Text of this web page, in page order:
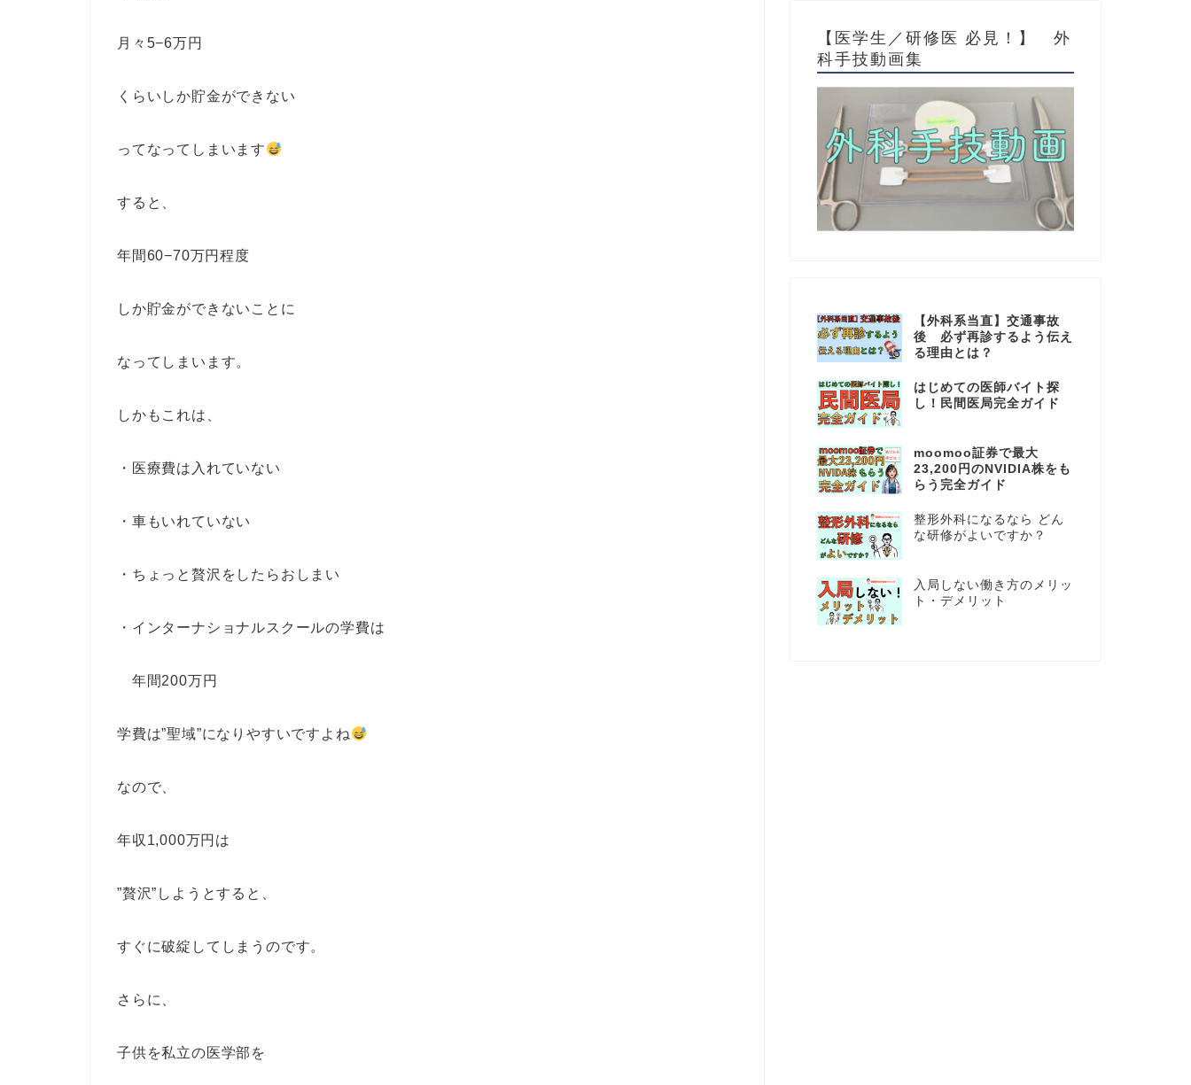
月々5−6万円
くらいしか貯金ができない
ってなってしまいます
すると、
年間60−70万円程度
しか貯金ができないことに
なってしまいます。
しかもこれは、
・医療費は入れていない
・車もいれていない
・ちょっと贅沢をしたらおしまい
・インターナショナルスクールの学費は
年間200万円
学費は”聖域”になりやすいですよね
なので、
年収1,000万円は
”贅沢”しようとすると、
すぐに破綻してしまうのです。
さらに、
子供を私立の医学部を
【医学生／研修医 必見！】 外
科手技動画集
【外科系当直】交通事故
後 必ず再診するよう伝え
る理由とは？
はじめての医師バイト探
し！民間医局完全ガイド
moomoo証券で最大
23,200円のNVIDIA株をも
らう完全ガイド
整形外科になるなら どん
な研修がよいですか？
入局しない働き方のメリッ
ト・デメリット